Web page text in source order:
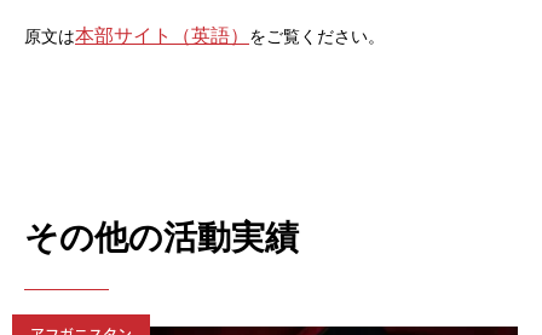
原文は本部サイト（英語） をご覧ください。
その他の活動実績